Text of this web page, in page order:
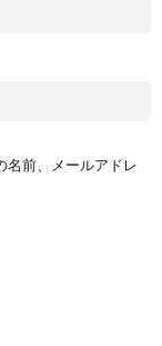
名前、メールアドレ